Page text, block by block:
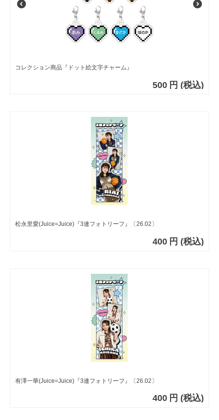
コレクション商品『ドット絵文字チャーム』
500 円 (税込)
松永里愛(Juice=Juice)『3連フォトリーフ』〔26.02〕
400 円 (税込)
有澤一華(Juice=Juice)『3連フォトリーフ』〔26.02〕
400 円 (税込)